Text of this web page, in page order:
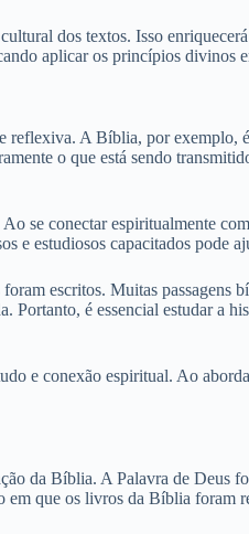
dos textos. Isso
aplicar os princípios divinos
A Bíblia, por
o que está sendo
se conectar espiritualmente
estudiosos capacitados pode
escritos. Muitas passagens
Portanto, é essencial estudar a
e conexão espiritual. Ao
da Bíblia. A Palavra de Deus
que os livros da Bíblia foram